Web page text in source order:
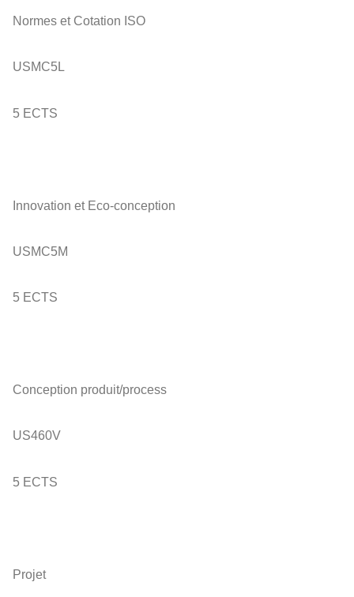
Normes et Cotation ISO
USMC5L
5 ECTS
Innovation et Eco-conception
USMC5M
5 ECTS
Conception produit/process
US460V
5 ECTS
Projet